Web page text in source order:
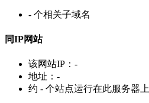
- 个相关子域名
同IP网站
该网站IP： -
地址： -
约 - 个站点运行在此服务器上